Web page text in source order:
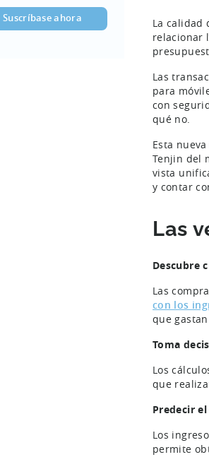
La calidad
relacionar
Las
para
con
qué no.
Esta
Tenjin del
vista
y contar
Las
Descubre
Las
con los
que
Toma
Los
que
Predecir
Los
permite